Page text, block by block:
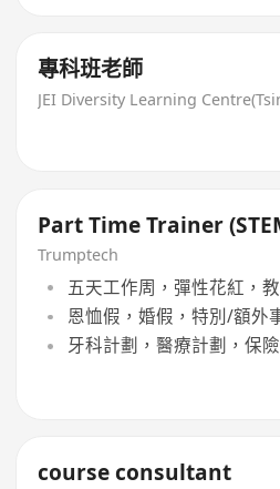
專科班老師
JEI Diversity Learning
Part Time Trainer
Trumptech
五天工作周，彈性花紅，
恩恤假，婚假，特別/額外
牙科計劃，醫療計劃，保
course consultant